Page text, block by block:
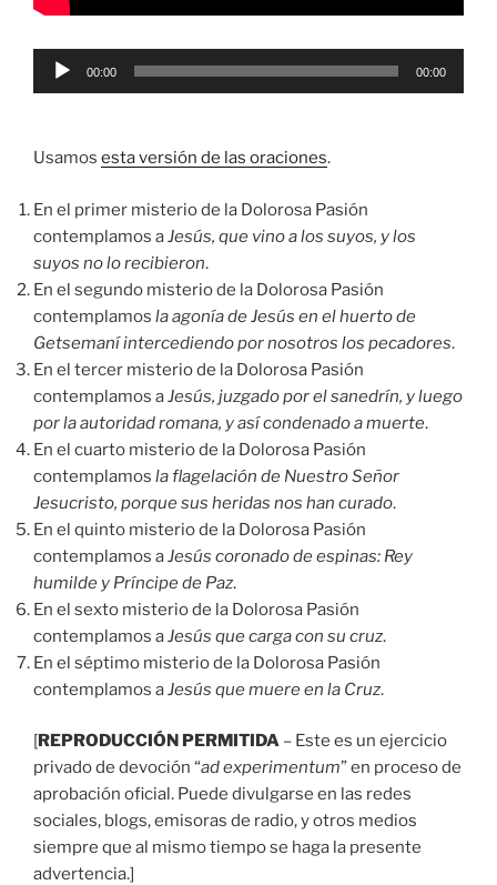
Reproductor
00:00 00:00
Usamos esta versión de las oraciones.
En el primer misterio de la Dolorosa Pasión
contemplamos aJesús, que vino a los suyos, y los
suyos no lo recibieron.
En el segundo misterio de la Dolorosa Pasión
contemplamos la agonía de Jesús en el huerto de
Getsemaní intercediendo por nosotros los pecadores.
En el tercer misterio de la Dolorosa Pasión
contemplamos aJesús, juzgado por el sanedrín, y luego
por la autoridad romana, y así condenado a muerte.
En el cuarto misterio de la Dolorosa Pasión
contemplamos la flagelación de Nuestro Señor
Jesucristo, porque sus heridas nos han curado.
En el quinto misterio de la Dolorosa Pasión
contemplamos aJesús coronado de espinas: Rey
humilde y Príncipe de Paz.
En el sexto misterio de la Dolorosa Pasión
contemplamos aJesús que carga con su cruz.
En el séptimo misterio de la Dolorosa Pasión
contemplamos aJesús que muere en la Cruz.
[REPRODUCCIÓN PERMITIDA – Este es un ejercicio
privado de devoción “ad experimentum” en proceso de
aprobación oficial. Puede divulgarse en las redes
sociales, blogs, emisoras de radio, y otros medios
siempre que al mismo tiempo se haga la presente
advertencia.]